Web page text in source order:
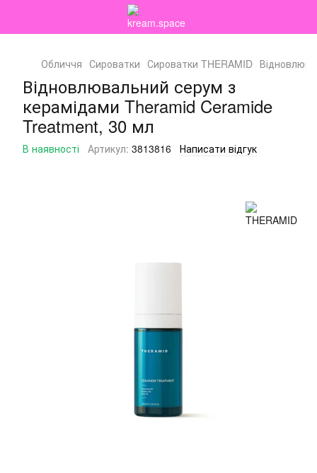
Обличчя Сироватки Сироватки THERAMID
Відновлювальний серум з
керамідами Theramid Ceramide
Treatment, 30 мл
В наявності Артикул: 3813816 Написати відгук